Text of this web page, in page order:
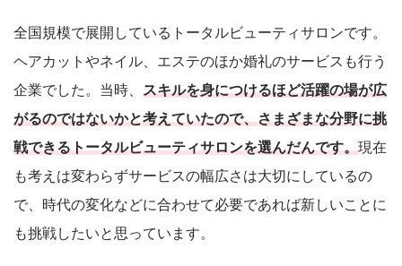
全国規模で展開しているトータルビューティサロンです。
ヘアカットやネイル、エステのほか婚礼のサービスも行う
企業でした。当時、 スキルを身につけるほど活躍の場が広
がるのではないかと考えていたので、さまざまな分野に挑
戦できるトータルビューティサロンを選んだんです。現在
も考えは変わらずサービスの幅広さは⼤切にしているの
で、時代の変化などに合わせて必要であれば新しいことに
も挑戦したいと思っています。